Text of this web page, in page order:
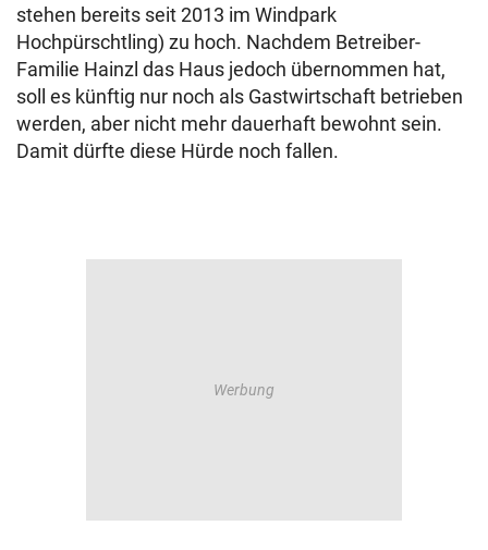
stehen bereits seit 2013 im Windpark
Hochpürschtling) zu hoch. Nachdem Betreiber-
Familie Hainzl das Haus jedoch übernommen hat,
soll es künftig nur noch als Gastwirtschaft betrieben
werden, aber nicht mehr dauerhaft bewohnt sein.
Damit dürfte diese Hürde noch fallen.